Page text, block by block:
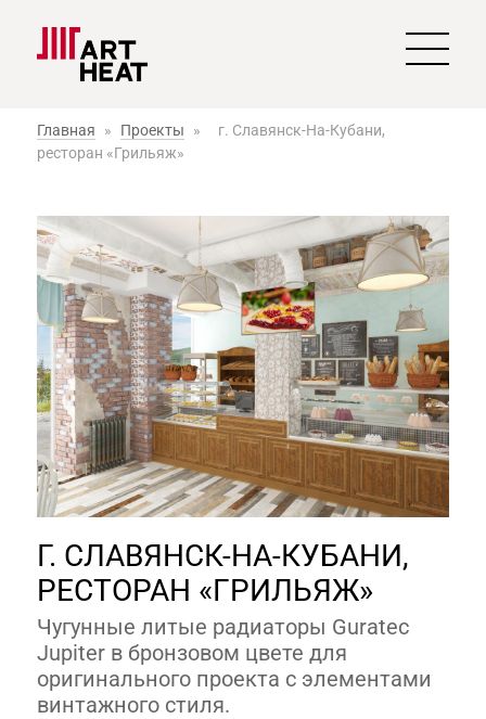
Главная » Проекты »
г. Славянск-На-Кубани,
ресторан «Грильяж»
Г. СЛАВЯНСК-НА-КУБАНИ,
РЕСТОРАН «ГРИЛЬЯЖ»
Чугунные литые радиаторы Guratec
Jupiter в бронзовом цвете для
оригинального проекта с элементами
винтажного стиля.